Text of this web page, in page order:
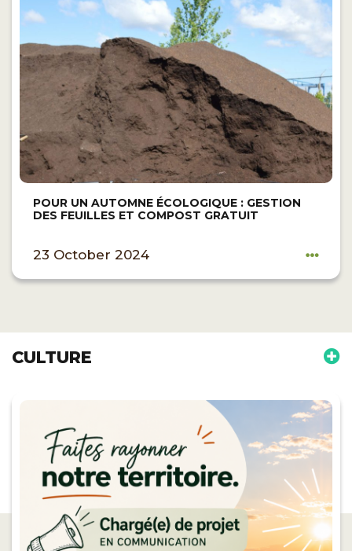
POUR UN AUTOMNE ÉCOLOGIQUE : GESTION
DES FEUILLES ET COMPOST GRATUIT
23 October 2024
CULTURE